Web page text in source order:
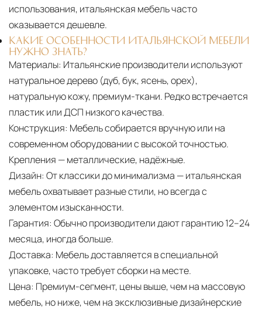
использования, итальянская мебель часто
оказывается дешевле.
КАКИЕ ОСОБЕННОСТИ ИТАЛЬЯНСКОЙ МЕБЕЛИ
НУЖНО ЗНАТЬ?
Материалы: Итальянские производители используют
натуральное дерево (дуб, бук, ясень, орех),
натуральную кожу, премиум-ткани. Редко встречается
пластик или ДСП низкого качества.
Конструкция: Мебель собирается вручную или на
современном оборудовании с высокой точностью.
Крепления — металлические, надёжные.
Дизайн: От классики до минимализма — итальянская
мебель охватывает разные стили, но всегда с
элементом изысканности.
Гарантия: Обычно производители дают гарантию 12–24
месяца, иногда больше.
Доставка: Мебель доставляется в специальной
упаковке, часто требует сборки на месте.
Цена: Премиум-сегмент, цены выше, чем на массовую
мебель, но ниже, чем на эксклюзивные дизайнерские